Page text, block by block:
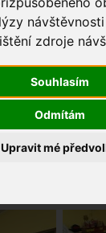
zdroje
Souhlasím
Odmítám
Upravit mé